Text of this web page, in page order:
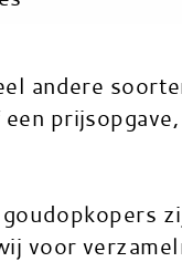
andere
voor